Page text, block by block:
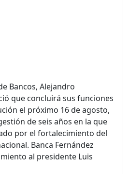
Bancos, Alejandro
que concluirá sus funciones
el próximo 16 de agosto,
de seis años en la que
por el fortalecimiento del
Banca Fernández
al presidente Luis